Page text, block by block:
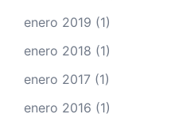
enero 2019 (1)
enero 2018 (1)
enero 2017 (1)
enero 2016 (1)